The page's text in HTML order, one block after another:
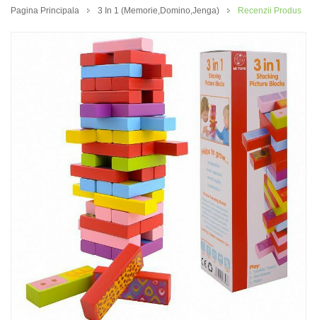
Pagina Principala 3 In 1 (memorie,domino,jenga) Recenzii Produs